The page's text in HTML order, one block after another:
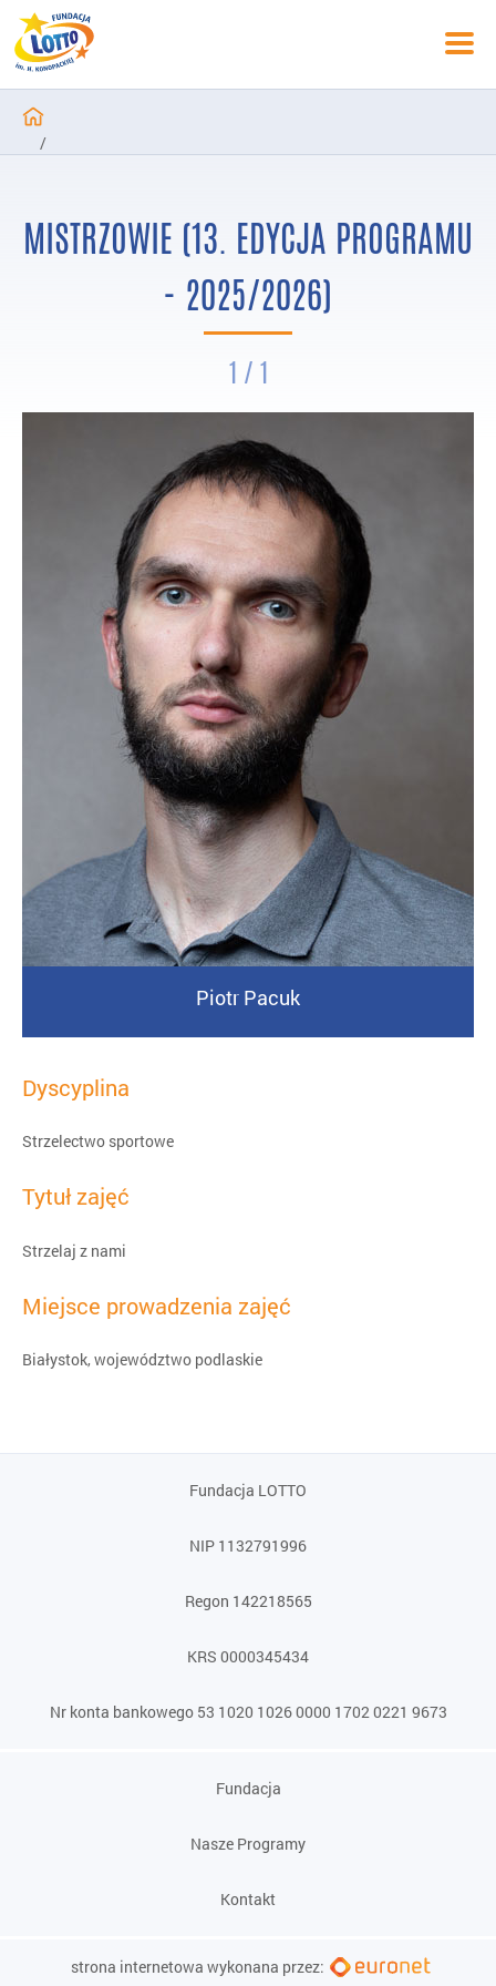
/
Sport
MISTRZOWIE (13. EDYCJA PROGRAMU
- 2025/2026)
1 / 1
Piotr Pacuk
Dyscyplina
Strzelectwo sportowe
Tytuł zajęć
Strzelaj z nami
Miejsce prowadzenia zajęć
Białystok, województwo podlaskie
Fundacja LOTTO
NIP 1132791996
Regon 142218565
KRS 0000345434
Nr konta bankowego 53 1020 1026 0000 1702 0221 9673
Fundacja
Nasze Programy
Kontakt
strona internetowa wykonana przez: